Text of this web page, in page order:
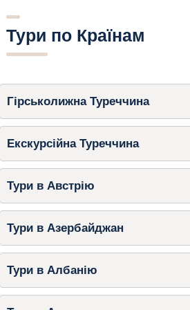
Тури по Країнам
Гірськолижна Туреччина
Екскурсійна Туреччина
Тури в Австрію
Тури в Азербайджан
Тури в Албанію